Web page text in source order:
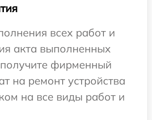
всех работ и
акта выполненных
фирменный
на ремонт устройства
на все виды работ и